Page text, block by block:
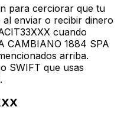
para cerciorar que tu
enviar o recibir dinero
cuando
CAMBIANO 1884 SPA
arriba.
SWIFT que usas